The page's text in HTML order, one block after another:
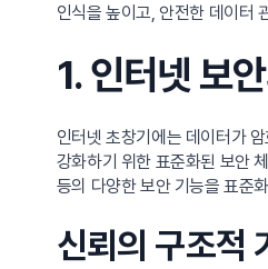
인식을 높이고, 안전한 데이터
1. 인터넷 보
인터넷 초창기에는 데이터가
강화하기 위한 표준화된 보안
등의 다양한 보안 기능을 표준
신뢰의 구조적